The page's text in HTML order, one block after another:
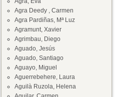
Agra Deedy , Carmen
Agra Pardiñas, Mª Luz
Agramunt, Xavier
Agrimbau, Diego
Aguado, Jesús
Aguado, Santiago
Aguayo, Miguel
Aguerrebehere, Laura
Aguilà Ruzola, Helena